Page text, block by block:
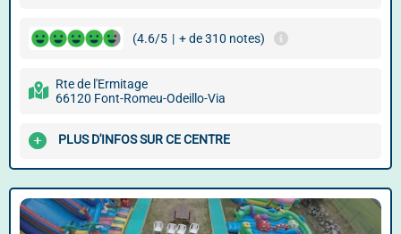
(4.6/5 | + de 310 notes)
Rte de l'Ermitage
66120 Font-Romeu-Odeillo-Via
PLUS D'INFOS SUR CE CENTRE